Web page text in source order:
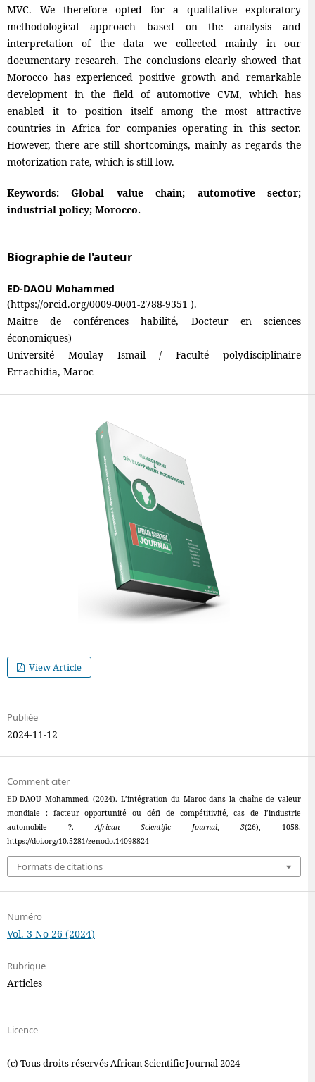
MVC. We therefore opted for a qualitative exploratory
methodological approach based on the analysis and
interpretation of the data we collected mainly in our
documentary research. The conclusions clearly showed that
Morocco has experienced positive growth and remarkable
development in the field of automotive CVM, which has
enabled it to position itself among the most attractive
countries in Africa for companies operating in this sector.
However, there are still shortcomings, mainly as regards the
motorization rate, which is still low.
Keywords: Global value chain; automotive sector;
industrial policy; Morocco.
Biographie de l'auteur
ED-DAOU Mohammed
(https://orcid.org/0009-0001-2788-9351 ).
Maitre de conférences habilité, Docteur en sciences
économiques)
Université Moulay Ismail / Faculté polydisciplinaire
Errachidia, Maroc
View Article
Publiée
2024-11-12
Comment citer
ED-DAOU Mohammed. (2024). L’intégration du Maroc dans la chaîne de valeur
mondiale : facteur opportunité ou défi de compétitivité, cas de l’industrie
automobile ?.African Scientific Journal,3(26), 1058.
https://doi.org/10.5281/zenodo.14098824
Formats de citations
Numéro
Vol. 3 No 26 (2024)
Rubrique
Articles
Licence
(c) Tous droits réservés African Scientific Journal 2024